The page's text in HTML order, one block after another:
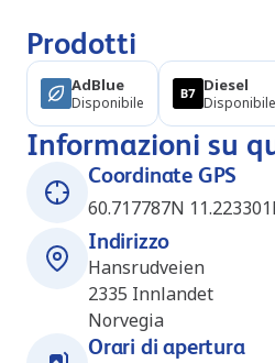
Prodotti
AdBlue
Disponibile
Diesel
Disponibile
Informazioni su
Coordinate GPS
60.717787N
Indirizzo
Hansrudveien
2335 Innlandet
Norvegia
Orari di apertura